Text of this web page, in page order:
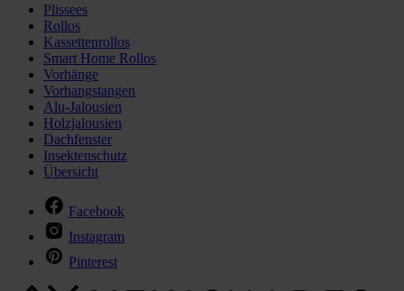
Plissees
Rollos
Kassettenrollos
Smart Home Rollos
Vorhänge
Vorhangstangen
Alu-Jalousien
Holzjalousien
Dachfenster
Insektenschutz
Übersicht
Facebook
Instagram
Pinterest